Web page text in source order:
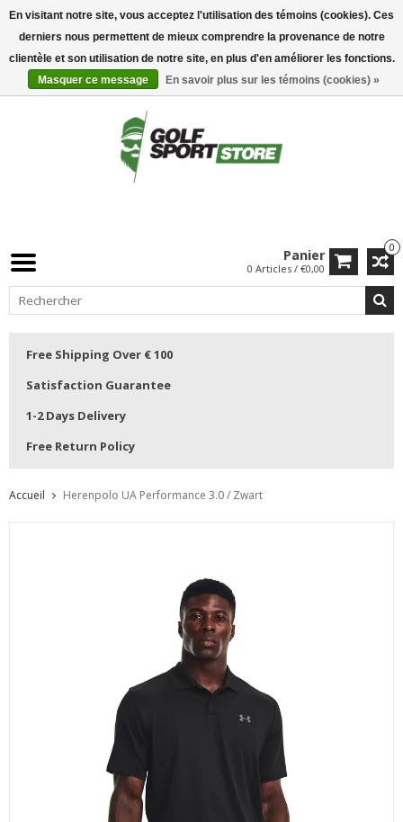
0
Panier
0 Articles / €0,00
Free Shipping Over € 100
Satisfaction Guarantee
1-2 Days Delivery
Free Return Policy
Accueil Herenpolo UA Performance 3.0 / Zwart
En visitant notre site, vous acceptez l'utilisation des témoins (cookies). Ces
derniers nous permettent de mieux comprendre la provenance de notre
clientèle et son utilisation de notre site, en plus d'en améliorer les fonctions.
Masquer ce message
En savoir plus sur les témoins (cookies) »